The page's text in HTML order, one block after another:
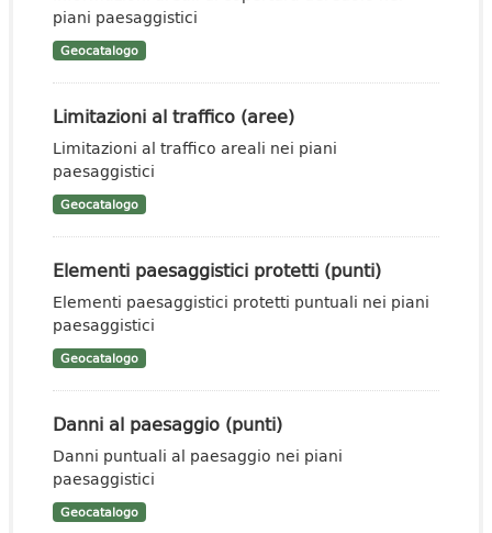
piani paesaggistici
Geocatalogo
Limitazioni al traffico (aree)
Limitazioni al traffico areali nei piani
paesaggistici
Geocatalogo
Elementi paesaggistici protetti (punti)
Elementi paesaggistici protetti puntuali nei piani
paesaggistici
Geocatalogo
Danni al paesaggio (punti)
Danni puntuali al paesaggio nei piani
paesaggistici
Geocatalogo